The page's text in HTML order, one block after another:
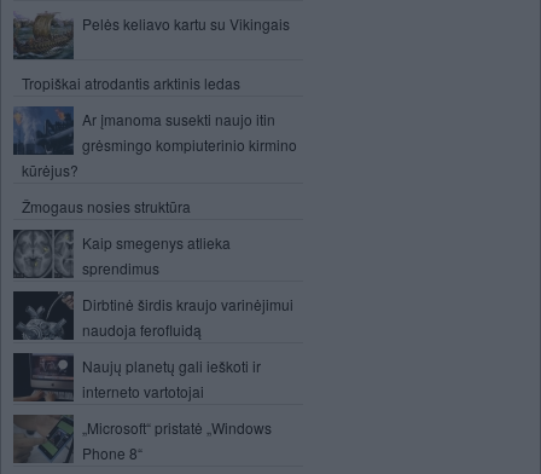
Pelės keliavo kartu su Vikingais
Tropiškai atrodantis arktinis ledas
Ar įmanoma susekti naujo itin
grėsmingo kompiuterinio kirmino
kūrėjus?
Žmogaus nosies struktūra
Kaip smegenys atlieka
sprendimus
Dirbtinė širdis kraujo varinėjimui
naudoja ferofluidą
Naujų planetų gali ieškoti ir
interneto vartotojai
„Microsoft“ pristatė „Windows
Phone 8“